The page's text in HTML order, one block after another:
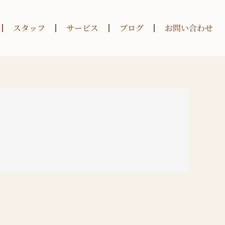
スタッフ サービス ブログ お問い合わせ